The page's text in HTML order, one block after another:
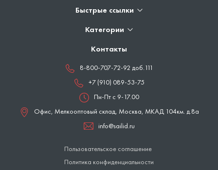
Быстрые ссылки
Категории
Контакты
8-800-707-72-92 доб.111
+7 (910) 089-53-75
Пн-Пт с 9-17.00
Офис, Мелкооптовый склад, Москва, МКАД 104км. д.8а
info@sailid.ru
Пользовательское соглашение
Политика конфиденциальности